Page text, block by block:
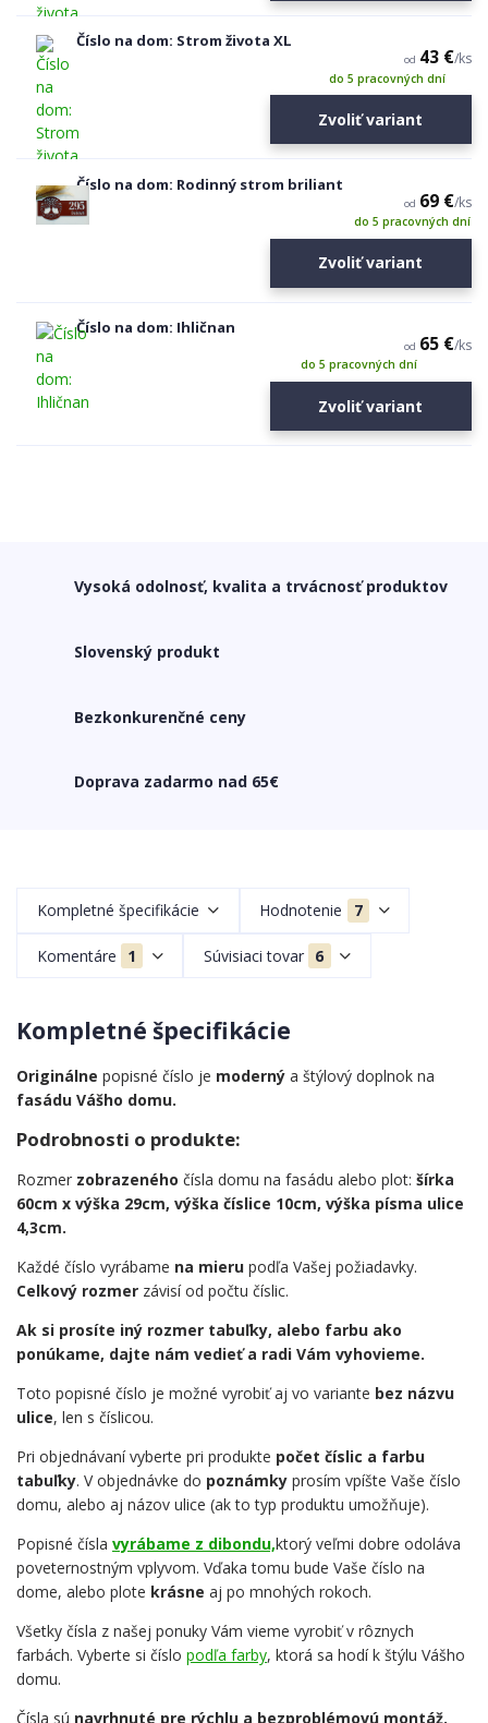
Číslo na dom: Strom života XL
od 43 €/ks
do 5 pracovných dní
Zvoliť variant
Číslo na dom: Rodinný strom briliant
od 69 €/ks
do 5 pracovných dní
Zvoliť variant
Číslo na dom: Ihličnan
od 65 €/ks
do 5 pracovných dní
Zvoliť variant
Vysoká odolnosť, kvalita a trvácnosť produktov
Slovenský produkt
Bezkonkurenčné ceny
Doprava zadarmo nad 65€
Kompletné špecifikácie Hodnotenie 7
Komentáre 1 Súvisiaci tovar 6
Kompletné špecifikácie
Originálne popisné číslo je moderný a štýlový doplnok na
fasádu Vášho domu.
Podrobnosti o produkte:
Rozmer zobrazeného čísla domu na fasádu alebo plot: šírka
60cm x výška 29cm, výška číslice 10cm, výška písma ulice
4,3cm.
Každé číslo vyrábame na mieru podľa Vašej požiadavky.
Celkový rozmer závisí od počtu číslic.
Ak si prosíte iný rozmer tabuľky, alebo farbu ako
ponúkame, dajte nám vedieť a radi Vám vyhovieme.
Toto popisné číslo je možné vyrobiť aj vo variante bez názvu
ulice, len s číslicou.
Pri objednávaní vyberte pri produkte počet číslic a farbu
tabuľky. V objednávke do poznámky prosím vpíšte Vaše číslo
domu, alebo aj názov ulice (ak to typ produktu umožňuje).
Popisné čísla vyrábame z dibondu,ktorý veľmi dobre odoláva
poveternostným vplyvom. Vďaka tomu bude Vaše číslo na
dome, alebo plote krásne aj po mnohých rokoch.
Všetky čísla z našej ponuky Vám vieme vyrobiť v rôznych
farbách. Vyberte si číslo podľa farby, ktorá sa hodí k štýlu Vášho
domu.
Čísla sú navrhnuté pre rýchlu a bezproblémovú montáž.